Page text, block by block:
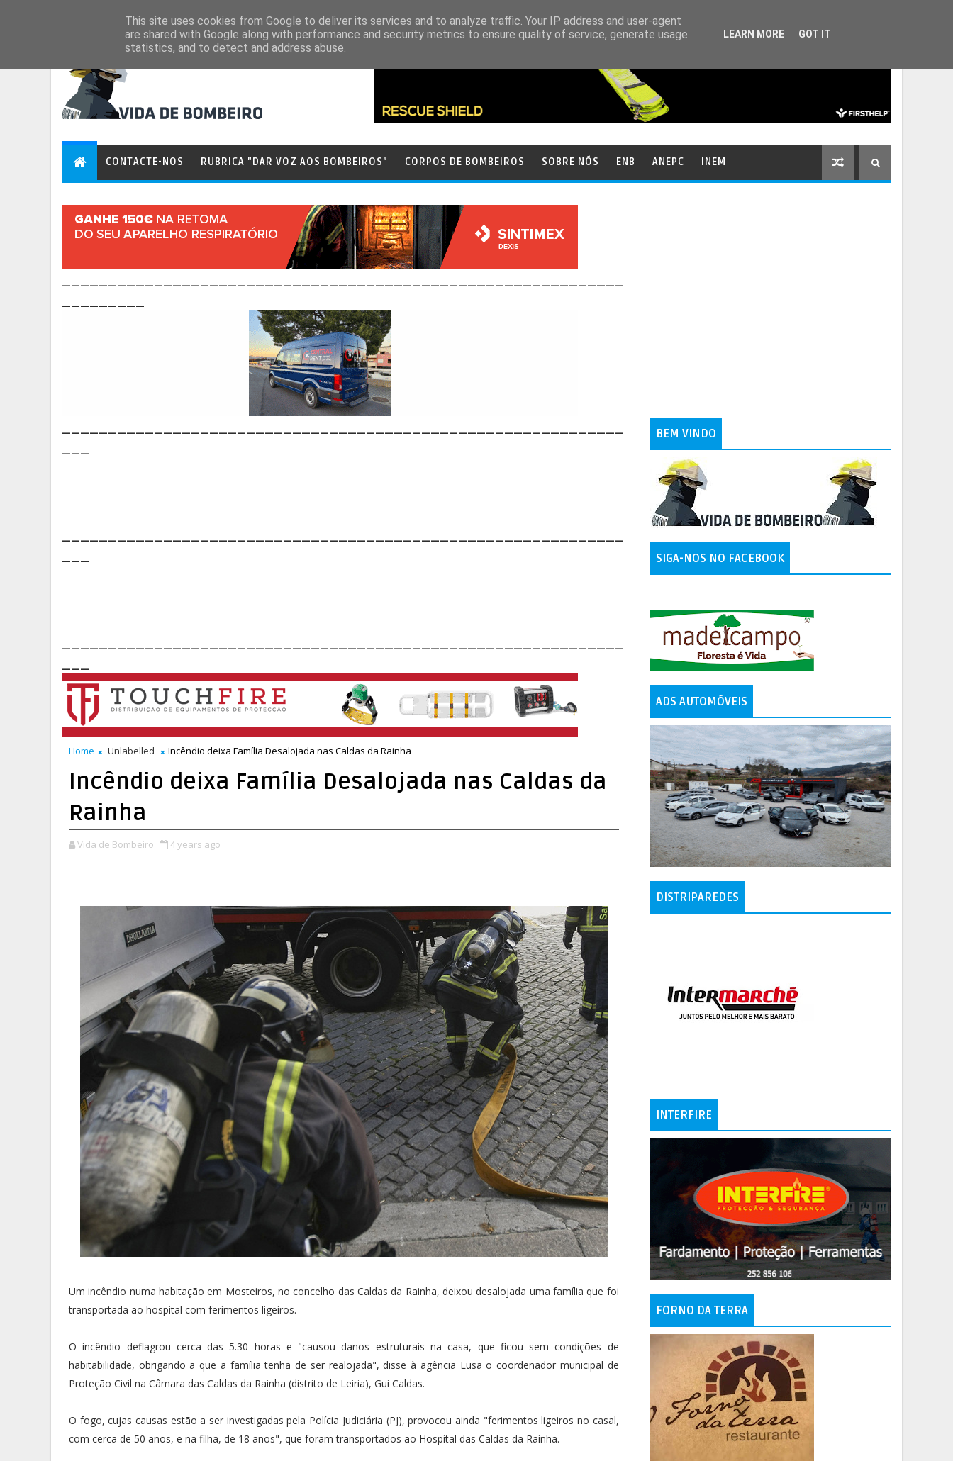
CONTACTE-NOS RUBRICA "DAR VOZ AOS BOMBEIROS" CORPOS DE BOMBEIROS SOBRE NÓS ENB ANEPC INEM
Home Unlabelled Incêndio deixa Família Desalojada nas Caldas da Rainha
Incêndio deixa Família Desalojada nas Caldas da
Rainha
Vida de Bombeiro 4 years ago
Um incêndio numa habitação em Mosteiros, no concelho das Caldas da Rainha, deixou desalojada uma família que foi
transportada ao hospital com ferimentos ligeiros.
O incêndio deflagrou cerca das 5.30 horas e "causou danos estruturais na casa, que ficou sem condições de
habitabilidade, obrigando a que a família tenha de ser realojada", disse à agência Lusa o coordenador municipal de
Proteção Civil na Câmara das Caldas da Rainha (distrito de Leiria), Gui Caldas.
O fogo, cujas causas estão a ser investigadas pela Polícia Judiciária (PJ), provocou ainda "ferimentos ligeiros no casal,
com cerca de 50 anos, e na filha, de 18 anos", que foram transportados ao Hospital das Caldas da Rainha.
BEM VINDO
SIGA-NOS NO FACEBOOK
ADS AUTOMÓVEIS
DISTRIPAREDES
INTERFIRE
FORNO DA TERRA
This site uses cookies from Google to deliver its services and to analyze traffic. Your IP address and user-agent
are shared with Google along with performance and security metrics to ensure quality of service, generate usage
statistics, and to detect and address abuse.
LEARN MORE GOT IT